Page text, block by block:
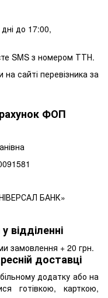
до 17:00,
SMS з номером ТТН.
сайті перевізника за
ФОП
БАНК»
відділенні
замовлення + 20 грн.
доставці
додатку або на
готівкою, карткою,